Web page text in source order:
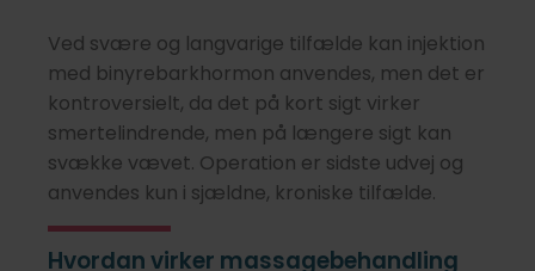
Ved svære og langvarige tilfælde kan injektion
med binyrebarkhormon anvendes, men det er
kontroversielt, da det på kort sigt virker
smertelindrende, men på længere sigt kan
svække vævet. Operation er sidste udvej og
anvendes kun i sjældne, kroniske tilfælde.
Hvordan virker massagebehandling